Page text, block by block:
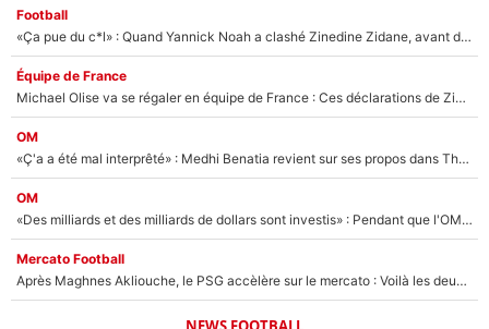
Football
«Ça pue du c*l» : Quand Yannick Noah a clashé Zinedine Zidane, avant de se faire recadrer par le nouveau sélectionneur de l'équipe de France !
Équipe de France
Michael Olise va se régaler en équipe de France : Ces déclarations de Zinedine Zidane qui prouvent qu'il va tout miser sur la star du Bayern Munich !
OM
«Ç'a a été mal interprêté» : Medhi Benatia revient sur ses propos dans The Bridge et précise ses conditions pour rejoindre le PSG !
OM
«Des milliards et des milliards de dollars sont investis» : Pendant que l'OM est en pleine crise financière, Frank McCourt lance un nouveau projet à 260M€ !
Mercato Football
Après Maghnes Akliouche, le PSG accèlère sur le mercato : Voilà les deux nouvelles recrues qui vont signer la semaine prochaine ?